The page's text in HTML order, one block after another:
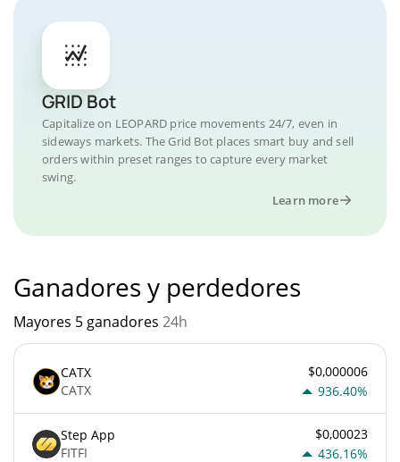
GRID Bot
Capitalize on LEOPARD price movements 24/7, even in
sideways markets. The Grid Bot places smart buy and sell
orders within preset ranges to capture every market
swing.
Learn more
Ganadores y perdedores
Mayores 5 ganadores 24h
CATX
CATX
$0,000006
936.40%
Step App
FITFI
$0,00023
436.16%